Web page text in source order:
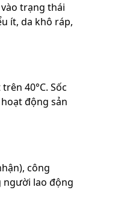
trạng thái
ít, da khô ráp,
40°C. Sốc
động sản
công
người lao động